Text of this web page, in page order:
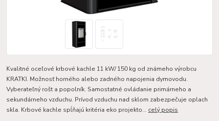
Kvalitné oceľové krbové kachle 11 kW/ 150 kg od známeho výrobcu
KRATKI. Možnosť horného alebo zadného napojenia dymovodu.
Vyberateľný rošt a popolník. Samostatné ovládanie primárneho a
sekundárneho vzduchu. Prívod vzduchu nad sklom zabezpečuje oplach
skla. Krbové kachle spĺňajú kritéria eko projekto... celý popis